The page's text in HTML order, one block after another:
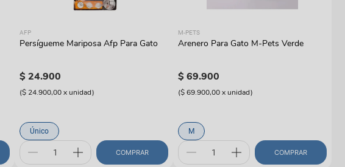
AFP
Persígueme Mariposa Afp Para Gato
$24.900
($ 24.900,00xunidad)
Único
COMPRAR
M-PETS
Arenero Para Gato M-Pets Verde
$69.900
($ 69.900,00xunidad)
M
COMPRAR